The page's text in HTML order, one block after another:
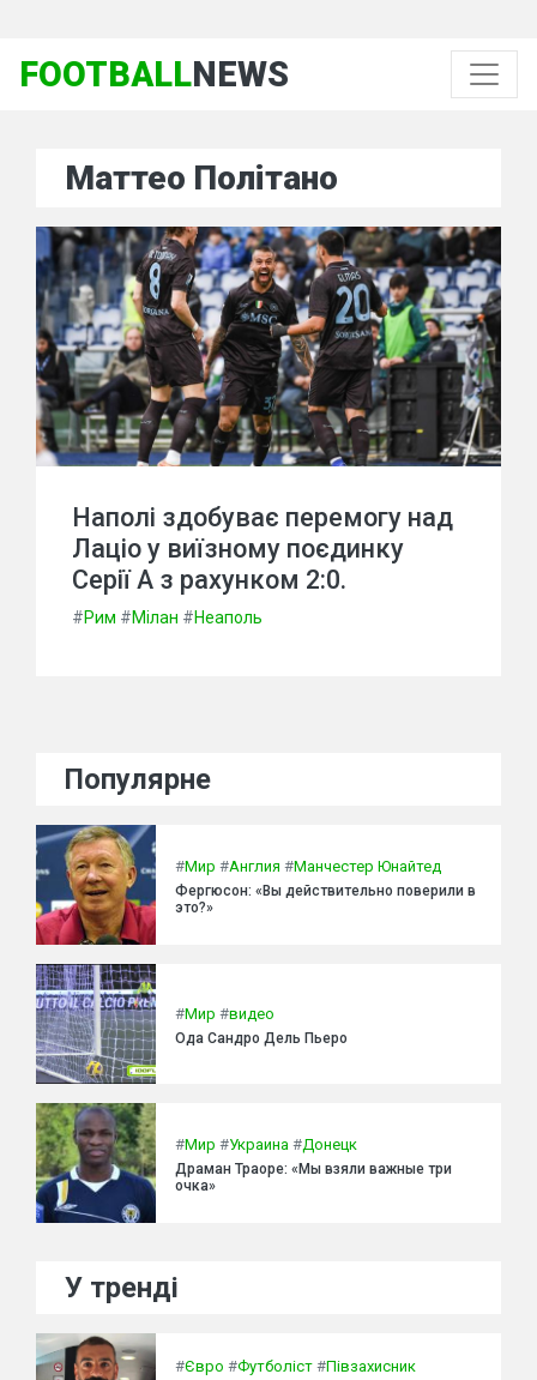
FOOTBALLNEWS
Маттео Політано
Наполі здобуває перемогу над
Лаціо у виїзному поєдинку
Серії А з рахунком 2:0.
#Рим #Мілан #Неаполь
Популярне
#Мир #Англия #Манчестер Юнайтед
Фергюсон: «Вы действительно поверили в
это?»
#Мир #видео
Ода Сандро Дель Пьеро
#Мир #Украина #Донецк
Драман Траоре: «Мы взяли важные три
очка»
У тренді
#Євро #Футболіст #Півзахисник